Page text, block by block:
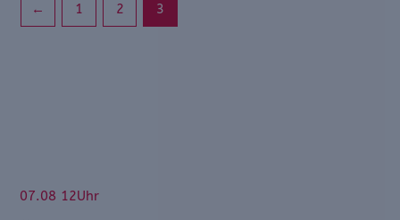
07.08 12Uhr
← 1 2 3